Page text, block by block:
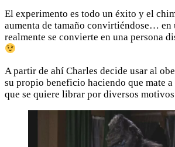
El experimento es todo un éxito y el
aumenta de tamaño convirtiéndose… en
realmente se convierte en una persona
A partir de ahí Charles decide usar al
su propio beneficio haciendo que mate a
que se quiere librar por diversos